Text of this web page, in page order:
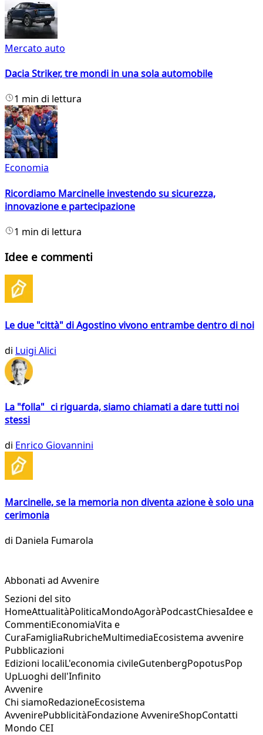
Mercato auto
Dacia Striker, tre mondi in una sola automobile
1 min di lettura
Economia
Ricordiamo Marcinelle investendo su sicurezza,
innovazione e partecipazione
1 min di lettura
Idee e commenti
Le due "città" di Agostino vivono entrambe dentro di noi
di Luigi Alici
La "folla" ci riguarda, siamo chiamati a dare tutti noi
stessi
di Enrico Giovannini
Marcinelle, se la memoria non diventa azione è solo una
cerimonia
di Daniela Fumarola
Abbonati ad Avvenire
Sezioni del sito
HomeAttualitàPoliticaMondoAgoràPodcastChiesaIdee e
CommentiEconomiaVita e
CuraFamigliaRubricheMultimediaEcosistema avvenire
Pubblicazioni
Edizioni localiL'economia civileGutenbergPopotusPop
UpLuoghi dell'Infinito
Avvenire
Chi siamoRedazioneEcosistema
AvvenirePubblicitàFondazione AvvenireShopContatti
Mondo CEI